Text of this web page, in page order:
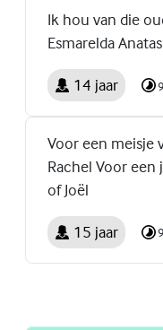
Ik hou van die
Esmarelda
14 jaar
Voor een meisje
Rachel Voor
of Joël
15 jaar